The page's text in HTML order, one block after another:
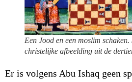
Een Jood en een moslim schaken.
christelijke afbeelding uit de
Er is volgens Abu Ishaq geen